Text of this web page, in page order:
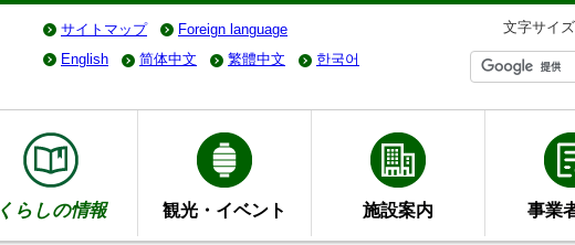
サイトマップ Foreign language
文字サイズ
English
简体中文 繁體中文 한국어
くらしの情報 観光・イベント 施設案内 事業